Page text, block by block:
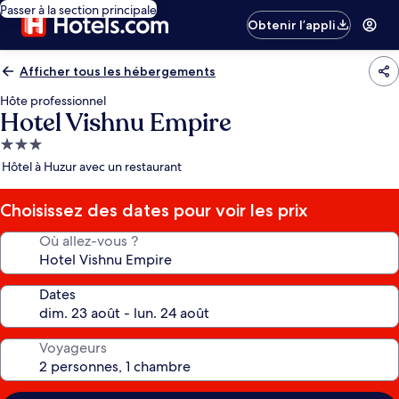
Passer à la section principale
Obtenir l’appli
Afficher tous les hébergements
Hôte professionnel
Hotel Vishnu Empire
Hébergement
3.0 étoiles
Hôtel à Huzur avec un restaurant
Choisissez des dates pour voir les prix
Où allez-vous ?
Dates
Voyageurs